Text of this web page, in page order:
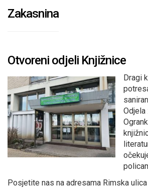
Zakasnina
Otvoreni odjeli Knjižnice
Dragi
Posjetite nas na adresama Rimska